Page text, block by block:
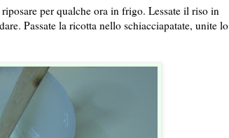
per qualche ora in frigo. Lessate il riso in
Passate la ricotta nello schiacciapatate, unite lo